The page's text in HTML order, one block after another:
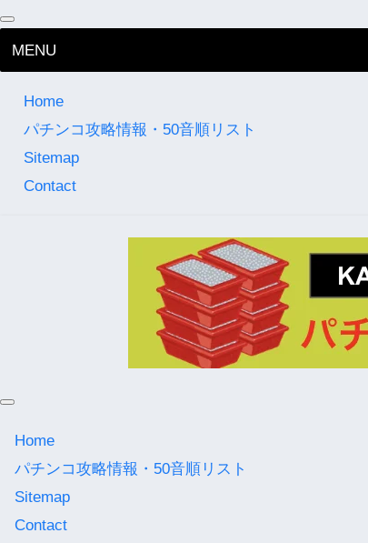
MENU
Home
パチンコ攻略情報・50音順リスト
Sitemap
Contact
Home
パチンコ攻略情報・50音順リスト
Sitemap
Contact